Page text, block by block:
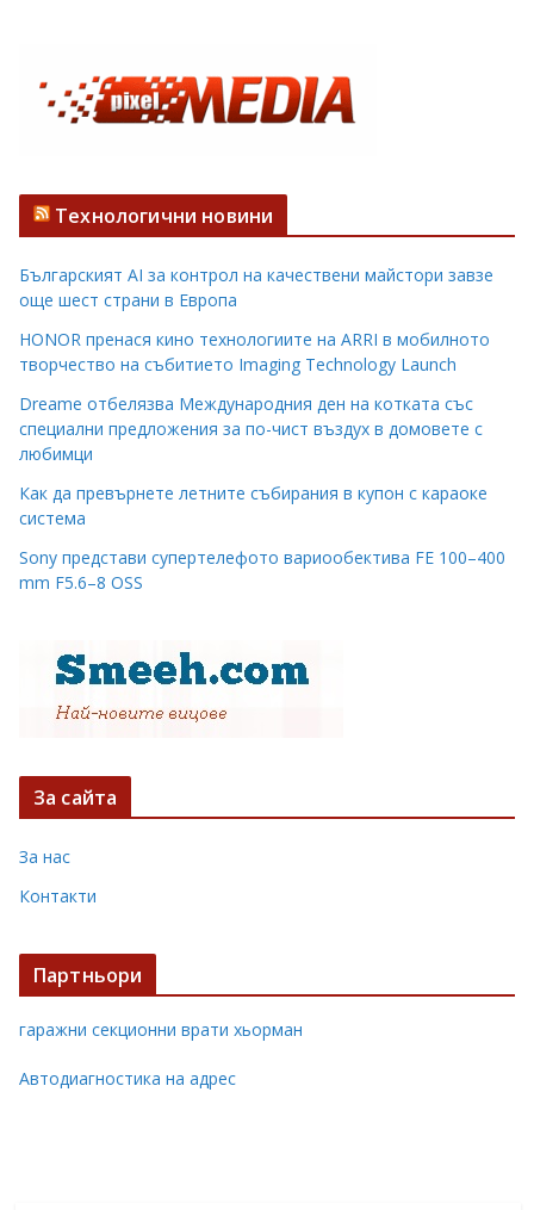
Технологични новини
Българският AI за контрол на качествени майстори завзе
още шест страни в Европа
HONOR пренася кино технологиите на ARRI в мобилното
творчество на събитието Imaging Technology Launch
Dreame отбелязва Международния ден на котката със
специални предложения за по-чист въздух в домовете с
любимци
Как да превърнете летните събирания в купон с караоке
система
Sony представи супертелефото вариообектива FE 100–400
mm F5.6–8 OSS
За сайта
За нас
Контакти
Партньори
гаражни секционни врати хьорман
Автодиагностика на адрес